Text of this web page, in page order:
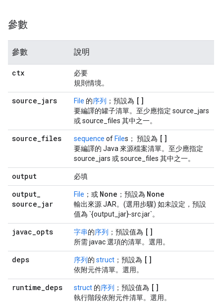
參數
參數 說明
ctx
必要
規則情境。
source_jars File 的序列 ；預設為 []
要編譯的罐子清單。至少應指定 source_jars
或 source_files 其中之一。
source_files sequence of Files； 預設為 []
要編譯的 Java 來源檔案清單。至少應指定
source_jars 或 source_files 其中之一。
output 必填
output_
source_jar
File ；或 None ；預設為 None
輸出來源 JAR。(選用步驟) 如未設定，預設
值為 `{output_jar}-src.jar`。
javac_opts 字串的序列 ；預設值為 []
所需 javac 選項的清單。選用。
deps 序列 的 struct ；預設為 []
依附元件清單。選用。
runtime_deps struct 的序列 ；預設值為 []
執行階段依附元件清單。選用。